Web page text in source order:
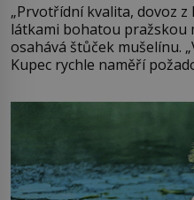
„Prvotřídní kvalita, dovoz z
látkami bohatou pražskou
osahává štůček mušelínu.
Kupec rychle naměří
milostpaní. Stačí jenom na
množství růžového
Vezme do ruky dřevěnou